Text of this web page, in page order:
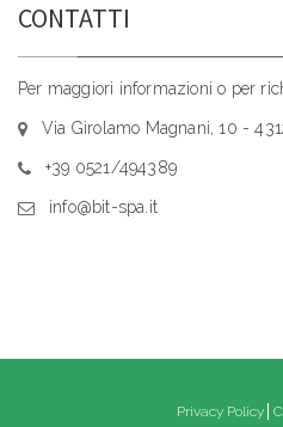
CONTATTI
Per maggiori informazioni o per
Via Girolamo Magnani, 10 -
+39 0521/494389
info@bit-spa.it
Privacy Policy